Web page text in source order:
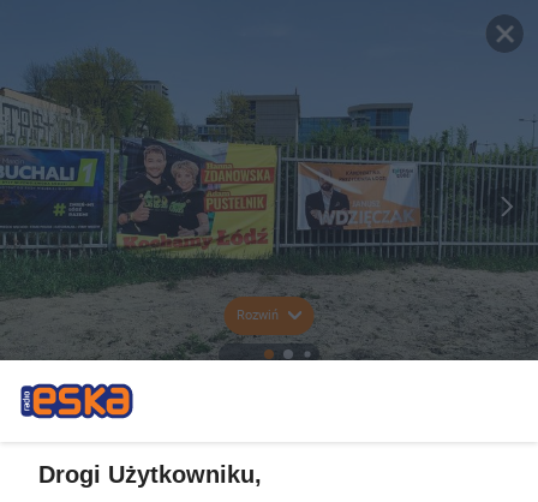
Rozwiń
Drogi Użytkowniku,